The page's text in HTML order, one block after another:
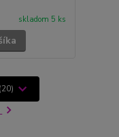
skladom 5 ks